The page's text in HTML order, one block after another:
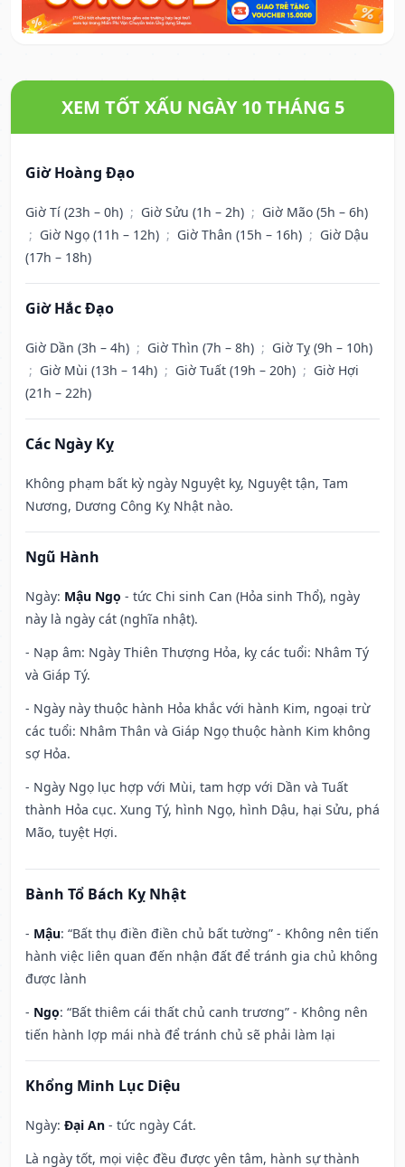
XEM TỐT XẤU NGÀY 10 THÁNG 5
Giờ Hoàng Đạo
Giờ Tí (23h – 0h) ; Giờ Sửu (1h – 2h) ; Giờ Mão (5h – 6h)
; Giờ Ngọ (11h – 12h) ; Giờ Thân (15h – 16h) ; Giờ Dậu
(17h – 18h)
Giờ Hắc Đạo
Giờ Dần (3h – 4h) ; Giờ Thìn (7h – 8h) ; Giờ Tỵ (9h – 10h)
; Giờ Mùi (13h – 14h) ; Giờ Tuất (19h – 20h) ; Giờ Hợi
(21h – 22h)
Các Ngày Kỵ
Không phạm bất kỳ ngày Nguyệt kỵ, Nguyệt tận, Tam
Nương, Dương Công Kỵ Nhật nào.
Ngũ Hành
Ngày: Mậu Ngọ - tức Chi sinh Can (Hỏa sinh Thổ), ngày
này là ngày cát (nghĩa nhật).
- Nạp âm: Ngày Thiên Thượng Hỏa, kỵ các tuổi: Nhâm Tý
và Giáp Tý.
- Ngày này thuộc hành Hỏa khắc với hành Kim, ngoại trừ
các tuổi: Nhâm Thân và Giáp Ngọ thuộc hành Kim không
sợ Hỏa.
- Ngày Ngọ lục hợp với Mùi, tam hợp với Dần và Tuất
thành Hỏa cục. Xung Tý, hình Ngọ, hình Dậu, hại Sửu, phá
Mão, tuyệt Hợi.
Bành Tổ Bách Kỵ Nhật
- Mậu: “Bất thụ điền điền chủ bất tường” - Không nên tiến
hành việc liên quan đến nhận đất để tránh gia chủ không
được lành
- Ngọ: “Bất thiêm cái thất chủ canh trương” - Không nên
tiến hành lợp mái nhà để tránh chủ sẽ phải làm lại
Khổng Minh Lục Diệu
Ngày: Đại An - tức ngày Cát.
Là ngày tốt, mọi việc đều được yên tâm, hành sự thành